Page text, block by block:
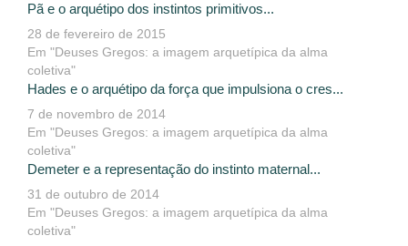
Pã e o arquétipo dos instintos primitivos...
28 de fevereiro de 2015
Em "Deuses Gregos: a imagem arquetípica da alma
coletiva"
Hades e o arquétipo da força que impulsiona o cres...
7 de novembro de 2014
Em "Deuses Gregos: a imagem arquetípica da alma
coletiva"
Demeter e a representação do instinto maternal...
31 de outubro de 2014
Em "Deuses Gregos: a imagem arquetípica da alma
coletiva"